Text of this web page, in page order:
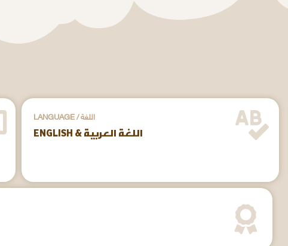
LANGUAGE / اللغة
ENGLISH & اللغة العربية